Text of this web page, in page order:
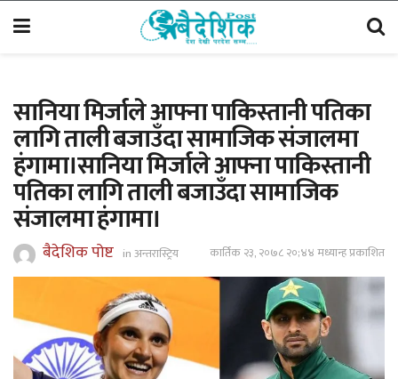
सानिया मिर्जाले आफ्ना पाकिस्तानी पतिका
लागि ताली बजाउँदा सामाजिक संजालमा
हंगामा।सानिया मिर्जाले आफ्ना पाकिस्तानी
पतिका लागि ताली बजाउँदा सामाजिक
संजालमा हंगामा।
बैदेशिक पोष्ट inअन्तरास्ट्रिय कार्तिक २३, २०७८ २०;४४ मध्यान्ह प्रकाशित